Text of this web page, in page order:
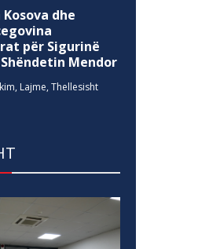
dhe
për Sigurinë
Mendor
, Lajme,Thellesisht